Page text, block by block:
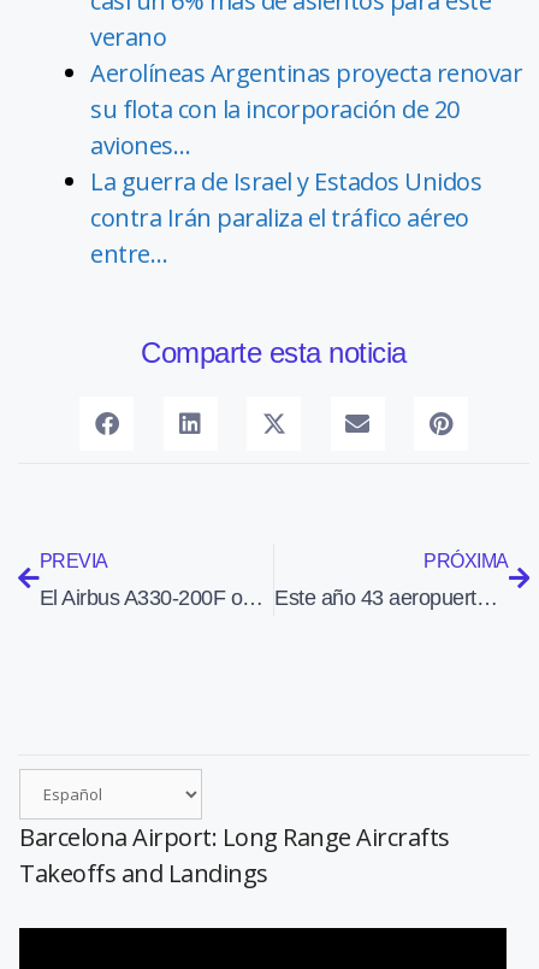
verano
Aerolíneas Argentinas proyecta renovar
su flota con la incorporación de 20
aviones…
La guerra de Israel y Estados Unidos
contra Irán paraliza el tráfico aéreo
entre…
Comparte esta noticia
PREVIA
El Airbus A330-200F obtiene la certificación EASA
PRÓXIMA
Este año 43 aeropuertos de AENA estarán equipados con desfibriladores
Barcelona Airport: Long Range Aircrafts
Takeoffs and Landings